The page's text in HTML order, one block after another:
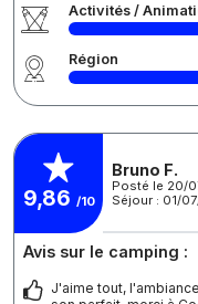
Activités /
Région
9,86 /10
Bruno F.
Posté le 20/
Séjour : 01/
Avis sur le camping :
J'aime tout,